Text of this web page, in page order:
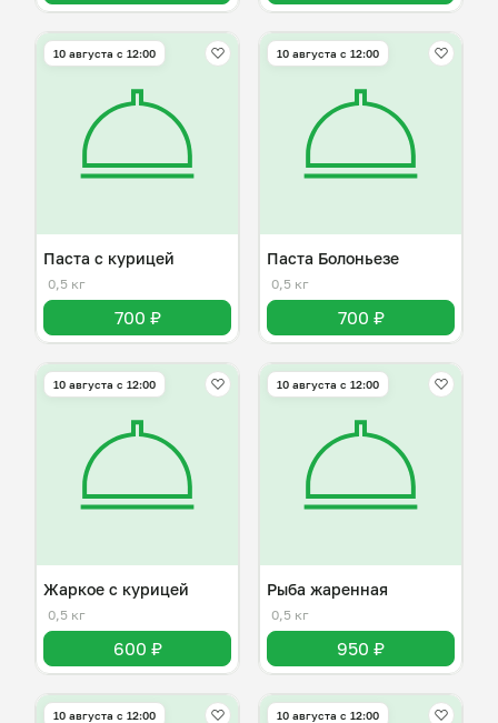
10 августа с 12:00
Паста с курицей
0,5 кг
700 ₽
10 августа с 12:00
Паста Болоньезе
0,5 кг
700 ₽
10 августа с 12:00
Жаркое с курицей
0,5 кг
600 ₽
10 августа с 12:00
Рыба жаренная
0,5 кг
950 ₽
10 августа с 12:00 10 августа с 12:00